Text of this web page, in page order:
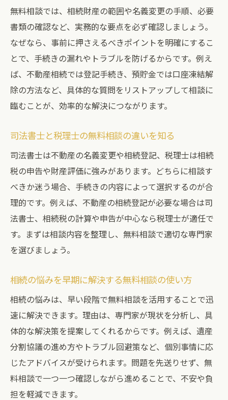
無料相談では、相続財産の範囲や名義変更の手順、必要
書類の確認など、実務的な要点を必ず確認しましょう。
なぜなら、事前に押さえるべきポイントを明確にするこ
とで、手続きの漏れやトラブルを防げるからです。例え
ば、不動産相続では登記手続き、預貯金では口座凍結解
除の方法など、具体的な質問をリストアップして相談に
臨むことが、効率的な解決につながります。
司法書士と税理士の無料相談の違いを知る
司法書士は不動産の名義変更や相続登記、税理士は相続
税の申告や財産評価に強みがあります。どちらに相談す
べきか迷う場合、手続きの内容によって選択するのが合
理的です。例えば、不動産の相続登記が必要な場合は司
法書士、相続税の計算や申告が中心なら税理士が適任で
す。まずは相談内容を整理し、無料相談で適切な専門家
を選びましょう。
相続の悩みを早期に解決する無料相談の使い方
相続の悩みは、早い段階で無料相談を活用することで迅
速に解決できます。理由は、専門家が現状を分析し、具
体的な解決策を提案してくれるからです。例えば、遺産
分割協議の進め方やトラブル回避策など、個別事情に応
じたアドバイスが受けられます。問題を先送りせず、無
料相談で一つ一つ確認しながら進めることで、不安や負
担を軽減できます。